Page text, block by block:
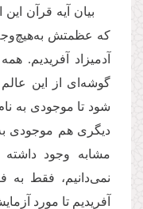
بیان آیه قرآن
که عظمتش
آدمیزاد آفریدیم.
گوشه‌ای از این
شود تا موجودی به
دیگری هم موجودی
مشابه وجود داشته
نمی‌دانیم، فقط به
آفریدیم تا مورد